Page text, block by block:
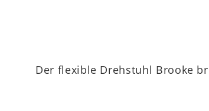
Der flexible Drehstuhl Brooke